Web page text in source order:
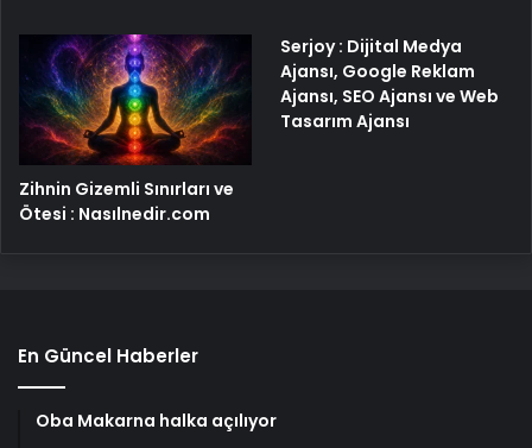
Zihnin Gizemli Sınırları ve
Ötesi : Nasılnedir.com
Serjoy : Dijital Medya
Ajansı, Google Reklam
Ajansı, SEO Ajansı ve Web
Tasarım Ajansı
En Güncel Haberler
Oba Makarna halka açılıyor